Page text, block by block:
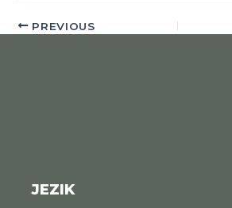
PREVIOUS
JEZIK